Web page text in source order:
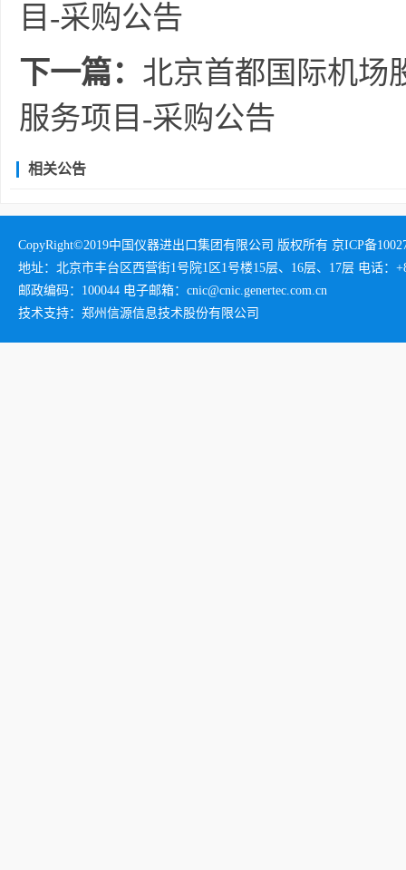
目-采购公告
下一篇： 北京首都国际机场
服务项目-采购公告
相关公告
CopyRight©2019中国仪器进出口集团有限公司 版权所有 京ICP备
地址：北京市丰台区西营街1号院1区1号楼15层、16层、17层 电话：
邮政编码：100044 电子邮箱：cnic@cnic.genertec.com.cn
技术支持：郑州信源信息技术股份有限公司